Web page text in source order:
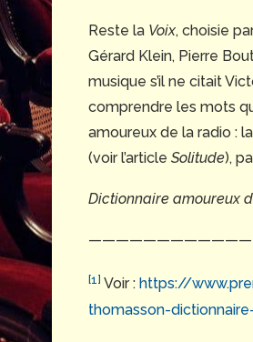
Reste la Voix, choisie
Gérard Klein, Pierre
musique s’il ne citait
comprendre les mots
amoureux de la radio :
(voir l’article Solitude),
Dictionnaire amoureux
[1] Voir : https://
thomasson-